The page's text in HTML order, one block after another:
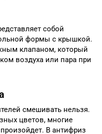
собой
формы с крышкой.
клапаном, который
воздуха или пара при
смешивать нельзя.
цветов, многие
В антифриз